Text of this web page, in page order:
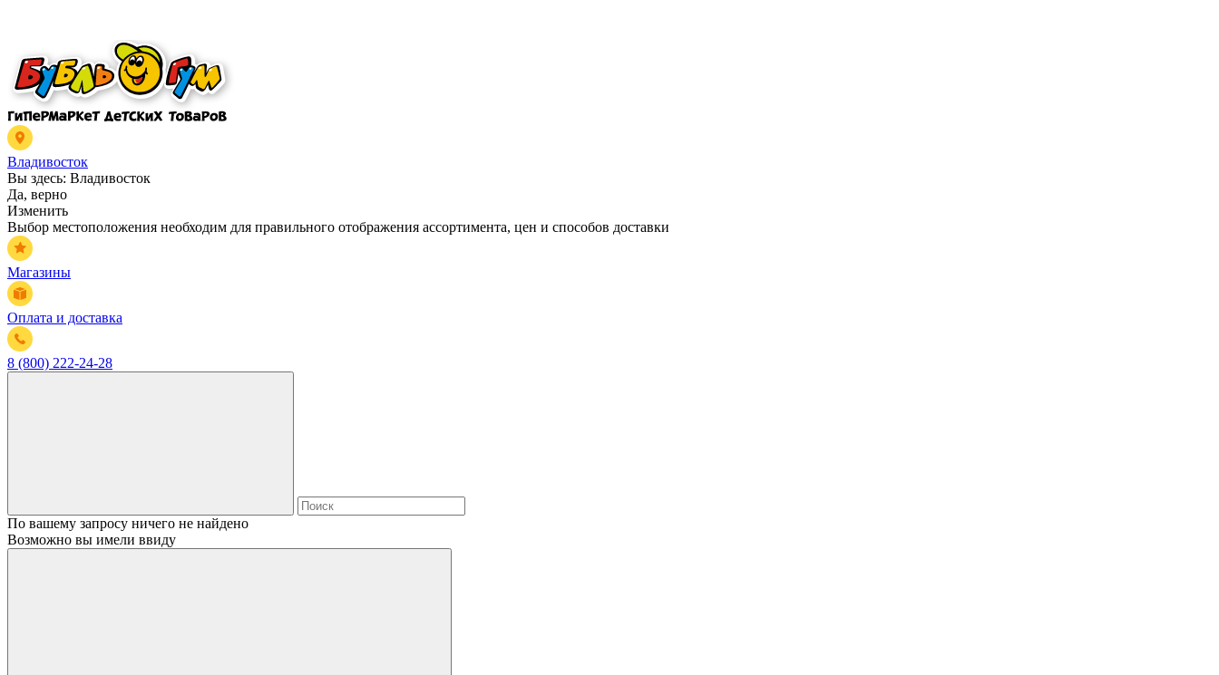
Владивосток
Вы здесь: Владивосток
Да, верно
Изменить
Выбор местоположения необходим для правильного отображения ассортимента, цен и способов доставки
Магазины
Оплата и доставка
8 (800) 222-24-28
По вашему запросу ничего не найдено
Возможно вы имели ввиду